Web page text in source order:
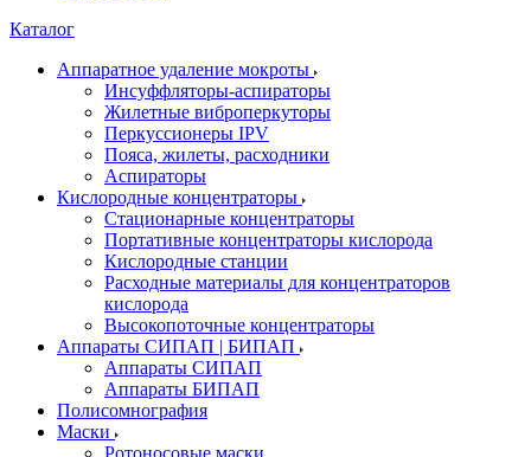
Каталог
Аппаратное удаление мокроты
Инсуффляторы-аспираторы
Жилетные виброперкуторы
Перкуссионеры IPV
Пояса, жилеты, расходники
Аспираторы
Кислородные концентраторы
Стационарные концентраторы
Портативные концентраторы кислорода
Кислородные станции
Расходные материалы для концентраторов
кислорода
Высокопоточные концентраторы
Аппараты СИПАП | БИПАП
Аппараты СИПАП
Аппараты БИПАП
Полисомнография
Маски
Ротоносовые маски